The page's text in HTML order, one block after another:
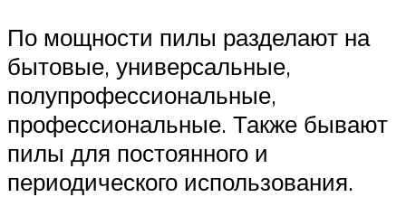
По мощности пилы разделают на
бытовые, универсальные,
полупрофессиональные,
профессиональные. Также бывают
пилы для постоянного и
периодического использования.